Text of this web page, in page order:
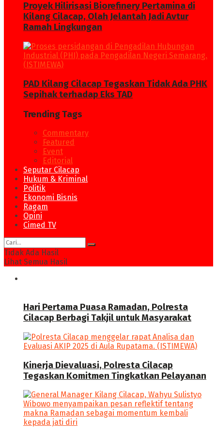
Proyek Hilirisasi Biorefinery Pertamina di
Kilang Cilacap, Olah Jelantah Jadi Avtur
Ramah Lingkungan
PAD Kilang Cilacap Tegaskan Tidak Ada PHK
Sepihak terhadap Eks TAD
Trending Tags
Commentary
Featured
Event
Editorial
Seputar Cilacap
Hukum & Kriminal
Politik
Ekonomi Bisnis
Ragam
Opini
Cimed TV
Tidak Ada Hasil
Lihat Semua Hasil
Hari Pertama Puasa Ramadan, Polresta
Cilacap Berbagi Takjil untuk Masyarakat
Kinerja Dievaluasi, Polresta Cilacap
Tegaskan Komitmen Tingkatkan Pelayanan